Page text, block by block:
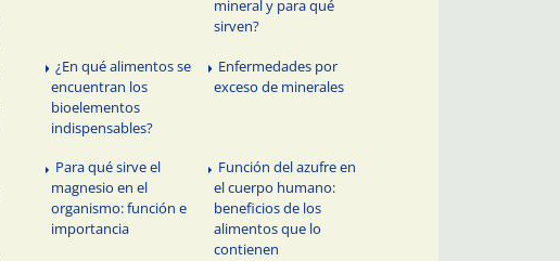
mineral y para qué
sirven?
¿En qué alimentos se
encuentran los
bioelementos
indispensables?
Enfermedades por
exceso de minerales
Para qué sirve el
magnesio en el
organismo: función e
importancia
Función del azufre en
el cuerpo humano:
beneficios de los
alimentos que lo
contienen